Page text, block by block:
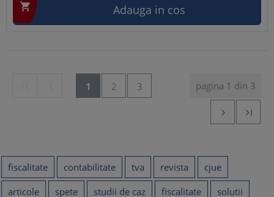
 Adauga in cos
1 2 3 pagina 1 din 3


fiscalitate contabilitate tva revista
cjue
articole
spete studii de caz fiscalitate
solutii